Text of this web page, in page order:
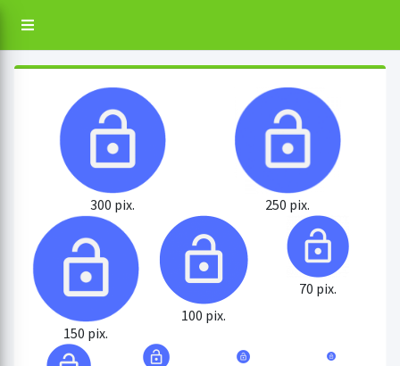
300 pix. 250 pix.
150 pix.
100 pix.
70 pix.